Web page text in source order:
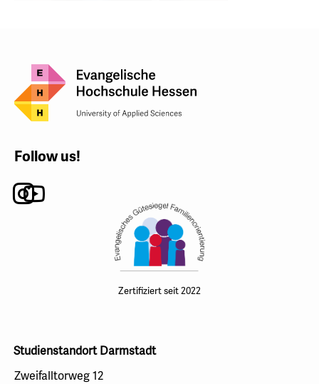
Follow us!
Instagram
Youtube
Zertifiziert seit 2022
Studienstandort Darmstadt
Zweifalltorweg 12